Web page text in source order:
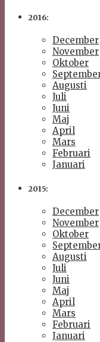
2016:
December
November
Oktober
Augusti
Juli
Juni
Maj
April
Mars
Februari
Januari
2015:
December
November
Oktober
Augusti
Juli
Juni
Maj
April
Mars
Februari
Januari